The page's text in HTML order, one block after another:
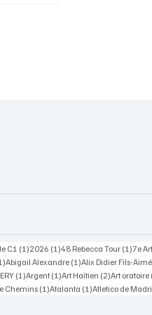
C1 (1)1 post
2026 (1)1 post
48 Rebecca Tour (1)1 post
7e Art
1 post
Abigail Alexandre (1)1 post
Alix Didier Fils-Aimé
(1)1 post
Argent (1)1 post
Art Haïtien (2)2 posts
Art oratoire
Chemins (1)1 post
Atalanta (1)1 post
Atletico de